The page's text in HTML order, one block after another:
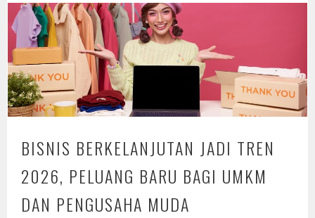
BISNIS BERKELANJUTAN JADI TREN
2026, PELUANG BARU BAGI UMKM
DAN PENGUSAHA MUDA